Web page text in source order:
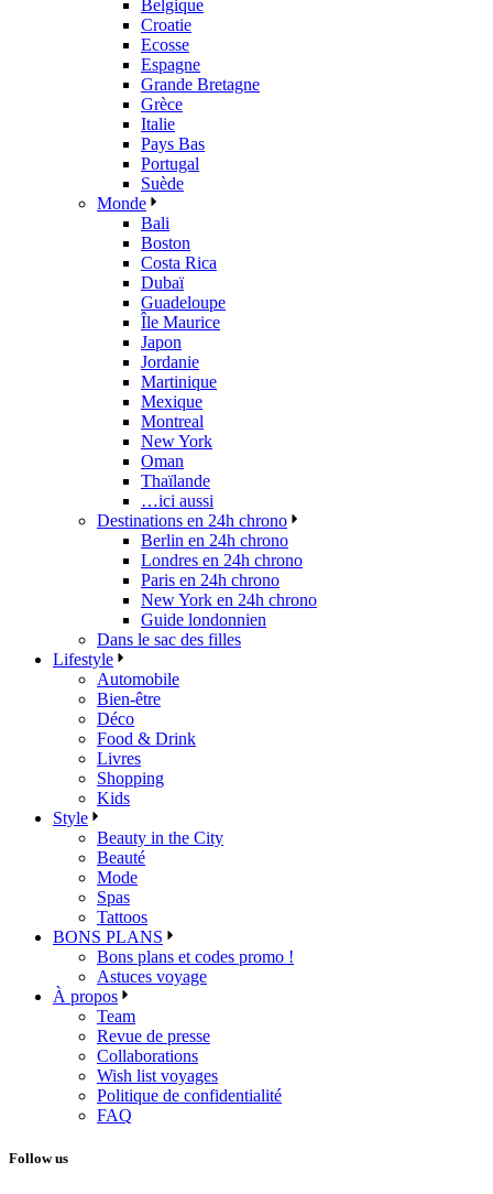
Belgique
Croatie
Ecosse
Espagne
Grande Bretagne
Grèce
Italie
Pays Bas
Portugal
Suède
Monde
Bali
Boston
Costa Rica
Dubaï
Guadeloupe
Île Maurice
Japon
Jordanie
Martinique
Mexique
Montreal
New York
Oman
Thaïlande
…ici aussi
Destinations en 24h chrono
Berlin en 24h chrono
Londres en 24h chrono
Paris en 24h chrono
New York en 24h chrono
Guide londonnien
Dans le sac des filles
Lifestyle
Automobile
Bien-être
Déco
Food & Drink
Livres
Shopping
Kids
Style
Beauty in the City
Beauté
Mode
Spas
Tattoos
BONS PLANS
Bons plans et codes promo !
Astuces voyage
À propos
Team
Revue de presse
Collaborations
Wish list voyages
Politique de confidentialité
FAQ
Follow us